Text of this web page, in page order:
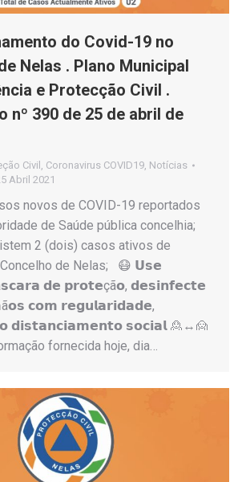
do Covid-19 no
Nelas . Plano Municipal
e Protecção Civil .
nº 390 de 25 de abril de
Civil Coronavirus COVID19 Notícias
Abril 2021
novos de COVID-19 reportados
de Saúde pública concelhia;
2 (dois) casos ativos de
Concelho de Nelas; 😷 𝗨𝘀𝗲
𝗱𝗲 𝗽𝗿𝗼𝘁𝗲çã𝗼, 𝗱𝗲𝘀𝗶𝗻𝗳𝗲𝗰𝘁𝗲
𝗰𝗼𝗺 𝗿𝗲𝗴𝘂𝗹𝗮𝗿𝗶𝗱𝗮𝗱𝗲,
𝘀𝗼𝗰𝗶𝗮𝗹 🙎↔️🙍
fornecida hoje, dia…